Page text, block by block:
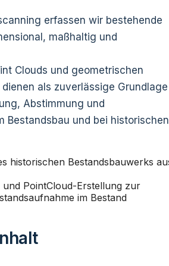
erfassen wir bestehende
maßhaltig und
Clouds und geometrischen
als zuverlässige Grundlage
Abstimmung und
Bestandsbau und bei historischen
und PointCloud-Erstellung zur
im Bestand